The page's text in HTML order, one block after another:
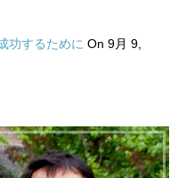
功するために On 9月 9,